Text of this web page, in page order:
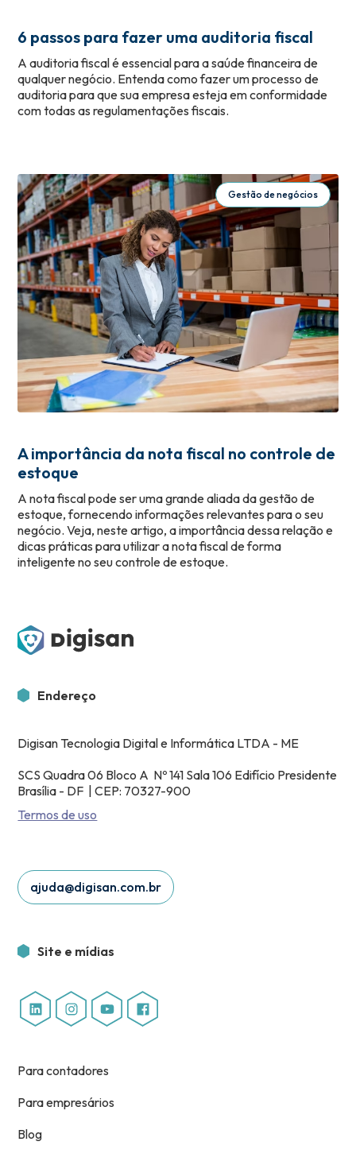
6 passos para fazer uma auditoria fiscal
A auditoria fiscal é essencial para a saúde financeira de
qualquer negócio. Entenda como fazer um processo de
auditoria para que sua empresa esteja em conformidade
com todas as regulamentações fiscais.
Gestão de negócios
A importância da nota fiscal no controle de
estoque
A nota fiscal pode ser uma grande aliada da gestão de
estoque, fornecendo informações relevantes para o seu
negócio. Veja, neste artigo, a importância dessa relação e
dicas práticas para utilizar a nota fiscal de forma
inteligente no seu controle de estoque.
Endereço
Digisan Tecnologia Digital e Informática LTDA - ME
SCS Quadra 06 Bloco A Nº 141 Sala 106 Edifício Presidente
Brasília - DF | CEP: 70327-900
Termos de uso
ajuda@digisan.com.br
Site e mídias
Para contadores
Para empresários
Blog